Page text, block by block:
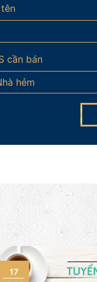
cần bán
17